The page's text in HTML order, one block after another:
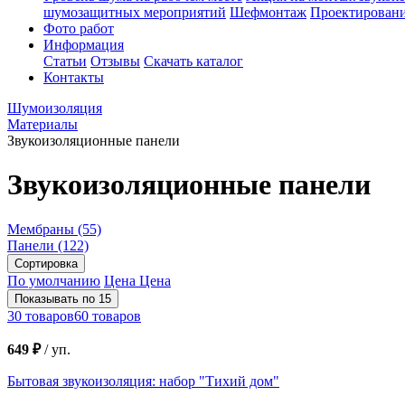
шумозащитных мероприятий Шефмонтаж
Фото работ
Информация
Статьи Отзывы Скачать каталог
Контакты
Шумоизоляция
Материалы
Звукоизоляционные панели
Звукоизоляционные панели
Мембраны (55)
Панели (122)
Сортировка
По умолчанию Цена Цена
Показывать по 15
30 товаров60 товаров
649 ₽/уп.
Бытовая звукоизоляция: набор "Тихий дом"